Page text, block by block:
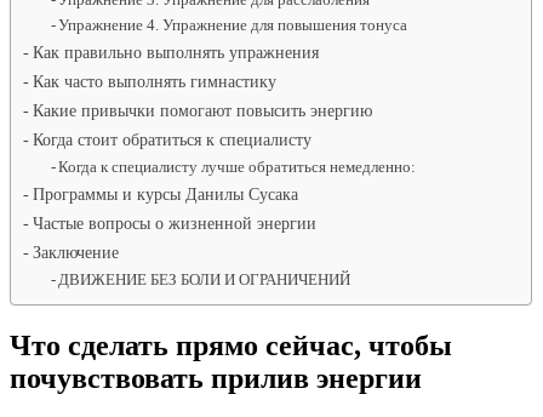
Упражнение 4. Упражнение для повышения тонуса
Как правильно выполнять упражнения
Как часто выполнять гимнастику
Какие привычки помогают повысить энергию
Когда стоит обратиться к специалисту
Когда к специалисту лучше обратиться немедленно:
Программы и курсы Данилы Сусака
Частые вопросы о жизненной энергии
Заключение
ДВИЖЕНИЕ БЕЗ БОЛИ И ОГРАНИЧЕНИЙ
Что сделать прямо сейчас, чтобы
почувствовать прилив энергии